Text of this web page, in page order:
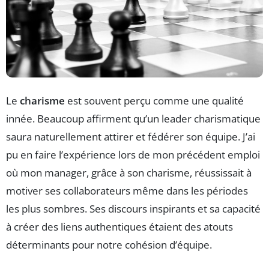
Le charisme est souvent perçu comme une qualité
innée. Beaucoup affirment qu’un leader charismatique
saura naturellement attirer et fédérer son équipe. J’ai
pu en faire l’expérience lors de mon précédent emploi
où mon manager, grâce à son charisme, réussissait à
motiver ses collaborateurs même dans les périodes
les plus sombres. Ses discours inspirants et sa capacité
à créer des liens authentiques étaient des atouts
déterminants pour notre cohésion d’équipe.